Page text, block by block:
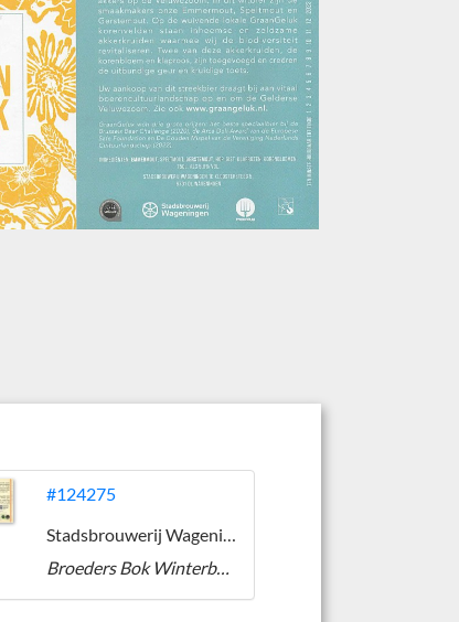
#124275
Stadsbrouwerij Wageningen
Broeders Bok Winterbock